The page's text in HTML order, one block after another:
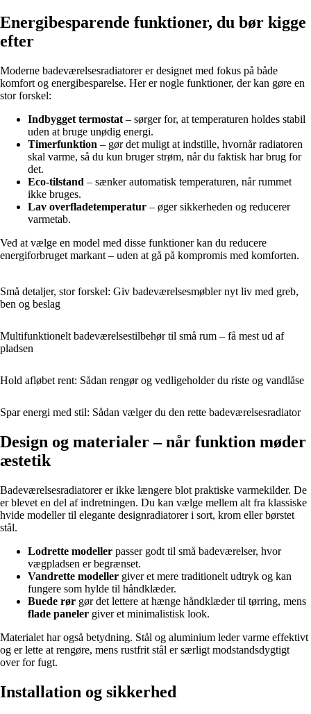
Energibesparende funktioner, du bør kigge
efter
Moderne badeværelsesradiatorer er designet med fokus på både
komfort og energibesparelse. Her er nogle funktioner, der kan gøre en
stor forskel:
Indbygget termostat – sørger for, at temperaturen holdes stabil
uden at bruge unødig energi.
Timerfunktion – gør det muligt at indstille, hvornår radiatoren
skal varme, så du kun bruger strøm, når du faktisk har brug for
det.
Eco-tilstand – sænker automatisk temperaturen, når rummet
ikke bruges.
Lav overfladetemperatur – øger sikkerheden og reducerer
varmetab.
Ved at vælge en model med disse funktioner kan du reducere
energiforbruget markant – uden at gå på kompromis med komforten.
Små detaljer, stor forskel: Giv badeværelsesmøbler nyt liv med greb,
ben og beslag
Multifunktionelt badeværelsestilbehør til små rum – få mest ud af
pladsen
Hold afløbet rent: Sådan rengør og vedligeholder du riste og vandlåse
Spar energi med stil: Sådan vælger du den rette badeværelsesradiator
Design og materialer – når funktion møder
æstetik
Badeværelsesradiatorer er ikke længere blot praktiske varmekilder. De
er blevet en del af indretningen. Du kan vælge mellem alt fra klassiske
hvide modeller til elegante designradiatorer i sort, krom eller børstet
stål.
Lodrette modeller passer godt til små badeværelser, hvor
vægpladsen er begrænset.
Vandrette modeller giver et mere traditionelt udtryk og kan
fungere som hylde til håndklæder.
Buede rør gør det lettere at hænge håndklæder til tørring, mens
flade paneler giver et minimalistisk look.
Materialet har også betydning. Stål og aluminium leder varme effektivt
og er lette at rengøre, mens rustfrit stål er særligt modstandsdygtigt
over for fugt.
Installation og sikkerhed